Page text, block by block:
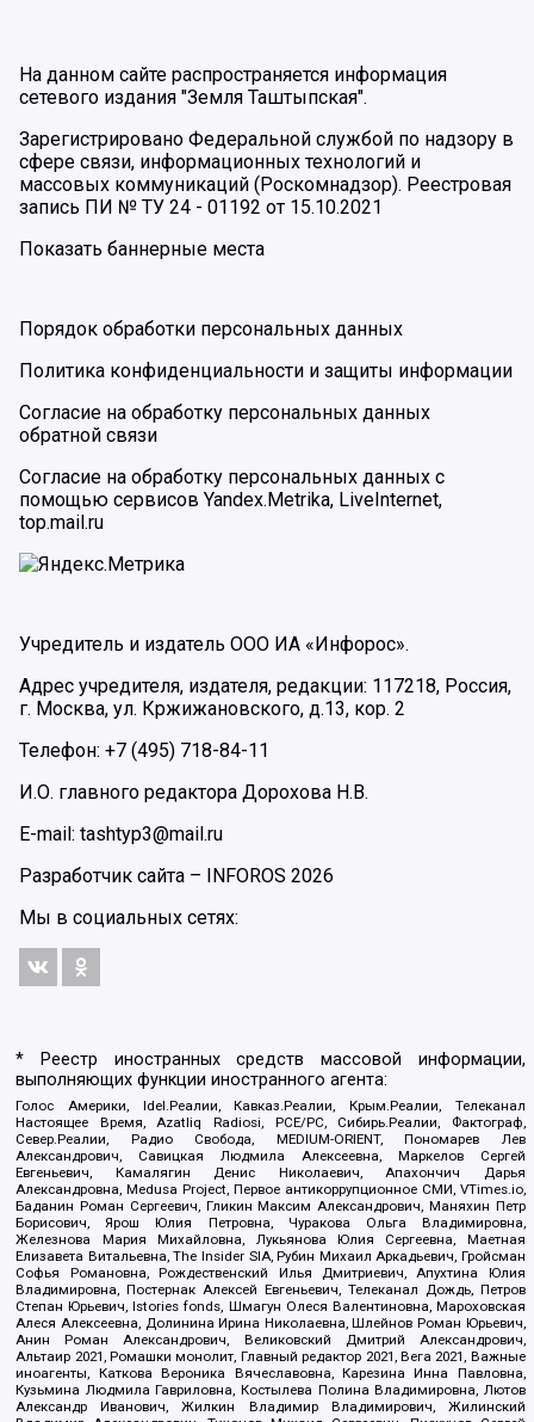
На данном сайте распространяется информация
сетевого издания "Земля Таштыпская".
Зарегистрировано Федеральной службой по надзору в
сфере связи, информационных технологий и
массовых коммуникаций (Роскомнадзор). Реестровая
запись ПИ № ТУ 24 - 01192 от 15.10.2021
Показать баннерные места
Порядок обработки персональных данных
Политика конфиденциальности и защиты информации
Согласие на обработку персональных данных
обратной связи
Согласие на обработку персональных данных с
помощью сервисов Yandex.Metrika, LiveInternet,
top.mail.ru
Учредитель и издатель ООО ИА «Инфорос».
Адрес учредителя, издателя, редакции: 117218, Россия,
г. Москва, ул. Кржижановского, д.13, кор. 2
Телефон: +7 (495) 718-84-11
И.О. главного редактора Дорохова Н.В.
E-mail: tashtyp3@mail.ru
Разработчик сайта – INFOROS 2026
Мы в социальных сетях:
* Реестр иностранных средств массовой информации,
выполняющих функции иностранного агента:
Голос Америки, Idel.Реалии, Кавказ.Реалии, Крым.Реалии, Телеканал
Настоящее Время, Azatliq Radiosi, PCE/PC, Сибирь.Реалии, Фактограф,
Север.Реалии, Радио Свобода, MEDIUM-ORIENT, Пономарев Лев
Александрович, Савицкая Людмила Алексеевна, Маркелов Сергей
Евгеньевич, Камалягин Денис Николаевич, Апахончич Дарья
Александровна, Medusa Project, Первое антикоррупционное СМИ, VTimes.io,
Баданин Роман Сергеевич, Гликин Максим Александрович, Маняхин Петр
Борисович, Ярош Юлия Петровна, Чуракова Ольга Владимировна,
Железнова Мария Михайловна, Лукьянова Юлия Сергеевна, Маетная
Елизавета Витальевна, The Insider SIA, Рубин Михаил Аркадьевич, Гройсман
Софья Романовна, Рождественский Илья Дмитриевич, Апухтина Юлия
Владимировна, Постернак Алексей Евгеньевич, Телеканал Дождь, Петров
Степан Юрьевич, Istories fonds, Шмагун Олеся Валентиновна, Мароховская
Алеся Алексеевна, Долинина Ирина Николаевна, Шлейнов Роман Юрьевич,
Анин Роман Александрович, Великовский Дмитрий Александрович,
Альтаир 2021, Ромашки монолит, Главный редактор 2021, Вега 2021, Важные
иноагенты, Каткова Вероника Вячеславовна, Карезина Инна Павловна,
Кузьмина Людмила Гавриловна, Костылева Полина Владимировна, Лютов
Александр Иванович, Жилкин Владимир Владимирович, Жилинский